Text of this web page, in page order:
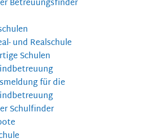
Betreuungsfinder
und Realschule
Schulen
für die
Schulfinder